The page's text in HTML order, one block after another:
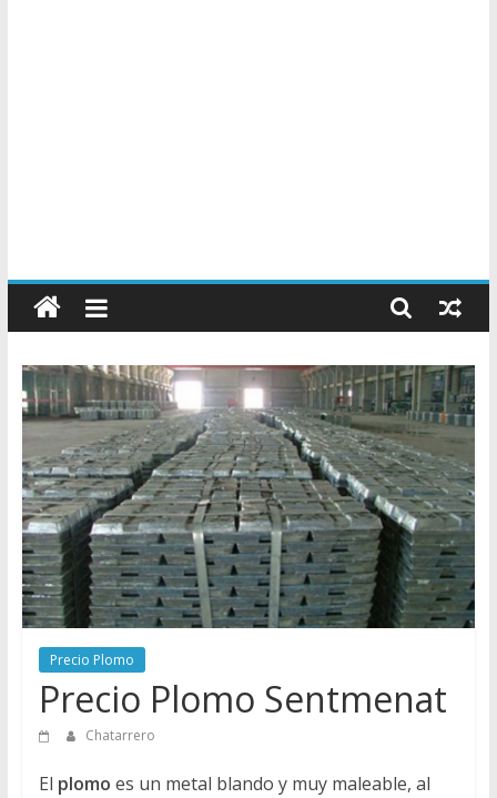
Chatarreros
–
Precio
de
Chatarra
Directorio
de
para
vender
Chatarra
Precio Plomo
Precio Plomo Sentmenat
Chatarrero
El plomo es un metal blando y muy maleable, al